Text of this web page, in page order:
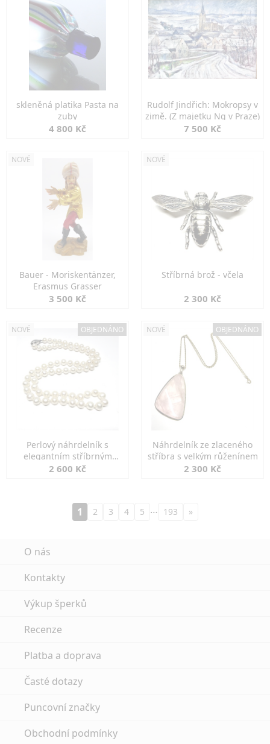
skleněná platika Pasta na
zuby
4 800 Kč
Rudolf Jindřich: Mokropsy v
zimě. (Z majetku Ng v Praze)
7 500 Kč
NOVÉ
Bauer - Moriskentänzer,
Erasmus Grasser
3 500 Kč
NOVÉ
Stříbrná brož - včela
2 300 Kč
NOVÉ OBJEDNÁNO
Perlový náhrdelník s
elegantním stříbrným
zapínáním
2 600 Kč
NOVÉ OBJEDNÁNO
Náhrdelník ze zlaceného
stříbra s velkým růženínem
2 300 Kč
1 2 3 4 5 … 193 »
O nás
Kontakty
Výkup šperků
Recenze
Platba a doprava
Časté dotazy
Puncovní značky
Obchodní podmínky